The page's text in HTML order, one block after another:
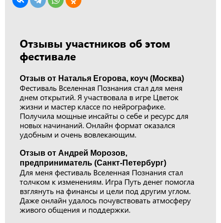
Отзывы участников об этом
фестивале
Отзыв от Наталья Егорова, коуч (Москва)
Фестиваль Вселенная Познания стал для меня
днем открытий. Я участвовала в игре Цветок
жизни и мастер классе по нейрографике.
Получила мощные инсайты о себе и ресурс для
новых начинаний. Онлайн формат оказался
удобным и очень вовлекающим.
Отзыв от Андрей Морозов,
предприниматель (Санкт-Петербург)
Для меня фестиваль Вселенная Познания стал
толчком к изменениям. Игра Путь денег помогла
взглянуть на финансы и цели под другим углом.
Даже онлайн удалось почувствовать атмосферу
живого общения и поддержки.